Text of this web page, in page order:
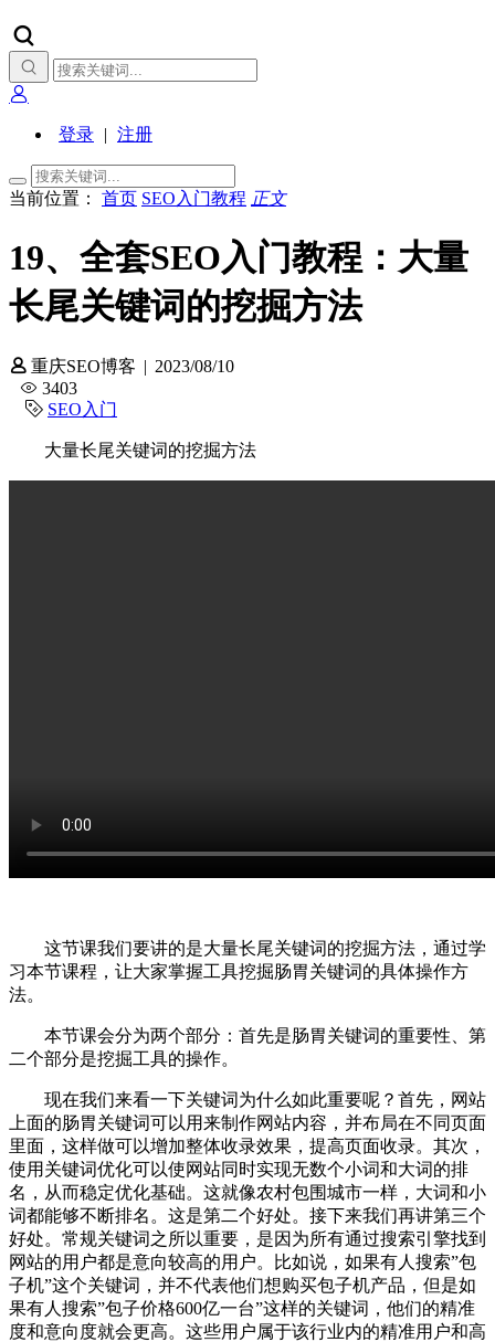
登录 | 注册
当前位置： 首页 SEO入门教程 正文
19、全套SEO入门教程：大量
长尾关键词的挖掘方法
重庆SEO博客 | 2023/08/10
3403
SEO入门
大量长尾关键词的挖掘方法
这节课我们要讲的是大量长尾关键词的挖掘方法，通过学
习本节课程，让大家掌握工具挖掘肠胃关键词的具体操作方
法。
本节课会分为两个部分：首先是肠胃关键词的重要性、第
二个部分是挖掘工具的操作。
现在我们来看一下关键词为什么如此重要呢？首先，网站
上面的肠胃关键词可以用来制作网站内容，并布局在不同页面
里面，这样做可以增加整体收录效果，提高页面收录。其次，
使用关键词优化可以使网站同时实现无数个小词和大词的排
名，从而稳定优化基础。这就像农村包围城市一样，大词和小
词都能够不断排名。这是第二个好处。接下来我们再讲第三个
好处。常规关键词之所以重要，是因为所有通过搜索引擎找到
网站的用户都是意向较高的用户。比如说，如果有人搜索”包
子机”这个关键词，并不代表他们想购买包子机产品，但是如
果有人搜索”包子价格600亿一台”这样的关键词，他们的精准
度和意向度就会更高。这些用户属于该行业内的精准用户和高